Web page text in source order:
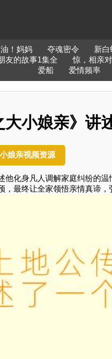
！妈妈 夺魂密令 新白
友的故事1集全
惊，相亲
爱船
爱情频率
小娘亲》讲
娘亲视频资源
他化身凡人调解家庭纠纷的
最终让全家领悟亲情真谛，